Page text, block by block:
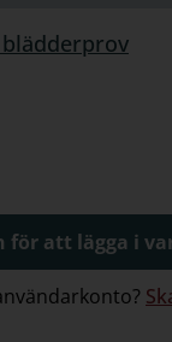
blädderprov
för att lägga i